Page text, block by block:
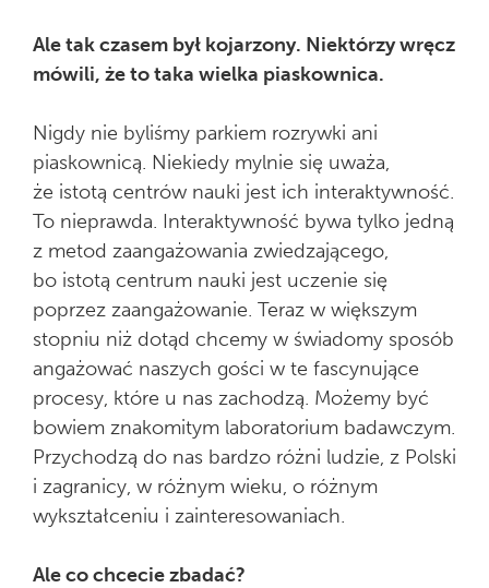
Ale tak czasem był kojarzony. Niektórzy wręcz
mówili, że to taka wielka piaskownica.
Nigdy nie byliśmy parkiem rozrywki ani
piaskownicą. Niekiedy mylnie się uważa,
że istotą centrów nauki jest ich interaktywność.
To nieprawda. Interaktywność bywa tylko jedną
z metod zaangażowania zwiedzającego,
bo istotą centrum nauki jest uczenie się
poprzez zaangażowanie. Teraz w większym
stopniu niż dotąd chcemy w świadomy sposób
angażować naszych gości w te fascynujące
procesy, które u nas zachodzą. Możemy być
bowiem znakomitym laboratorium badawczym.
Przychodzą do nas bardzo różni ludzie, z Polski
i zagranicy, w różnym wieku, o różnym
wykształceniu i zainteresowaniach.
Ale co chcecie zbadać?